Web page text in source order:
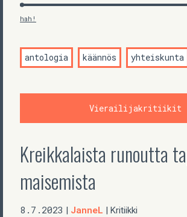
hah!
antologia käännös yhteiskunta
Vierailijakritiikit
Kreikkalaista runoutta
maisemista
8.7.2023 JanneL | Kritiikki